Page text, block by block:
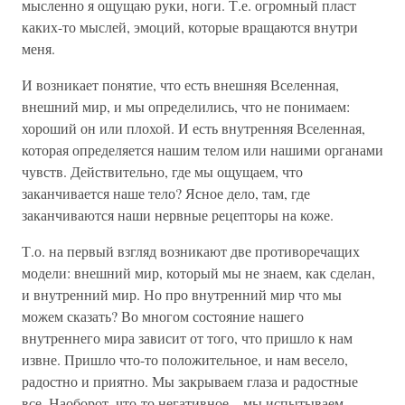
мысленно я ощущаю руки, ноги. Т.е. огромный пласт
каких-то мыслей, эмоций, которые вращаются внутри
меня.
И возникает понятие, что есть внешняя Вселенная,
внешний мир, и мы определились, что не понимаем:
хороший он или плохой. И есть внутренняя Вселенная,
которая определяется нашим телом или нашими органами
чувств. Действительно, где мы ощущаем, что
заканчивается наше тело? Ясное дело, там, где
заканчиваются наши нервные рецепторы на коже.
Т.о. на первый взгляд возникают две противоречащих
модели: внешний мир, который мы не знаем, как сделан,
и внутренний мир. Но про внутренний мир что мы
можем сказать? Во многом состояние нашего
внутреннего мира зависит от того, что пришло к нам
извне. Пришло что-то положительное, и нам весело,
радостно и приятно. Мы закрываем глаза и радостные